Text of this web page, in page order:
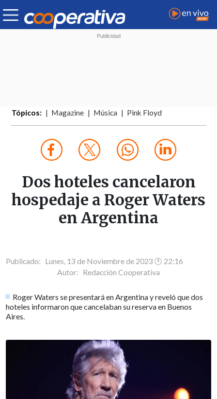
Tópicos: Magazine Música Pink Floyd
Dos hoteles cancelaron
hospedaje a Roger Waters
en Argentina
Publicado: Lunes, 13 de Noviembre de 2023 🕐 22:16
Autor: Redacción Cooperativa
Roger Waters se presentará en Argentina y reveló que dos
hoteles informaron que cancelaban su reserva en Buenos
Aires.